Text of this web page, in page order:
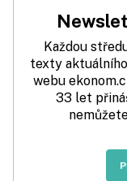
Každou
texty
webu
33 let